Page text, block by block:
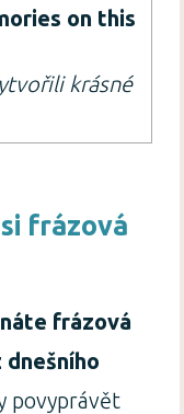
on this
krásné
frázová
frázová
dnešního
povyprávět